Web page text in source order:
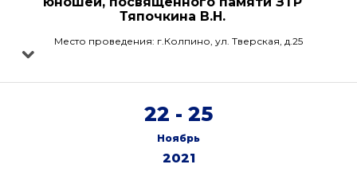
Тяпочкина В.Н.
Место проведения: г.Колпино, ул. Тверская, д.25
22 - 25
Ноябрь
2021